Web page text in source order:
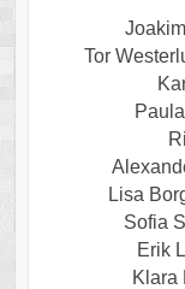
Tor
Lisa
Sofia
Erik
Klara